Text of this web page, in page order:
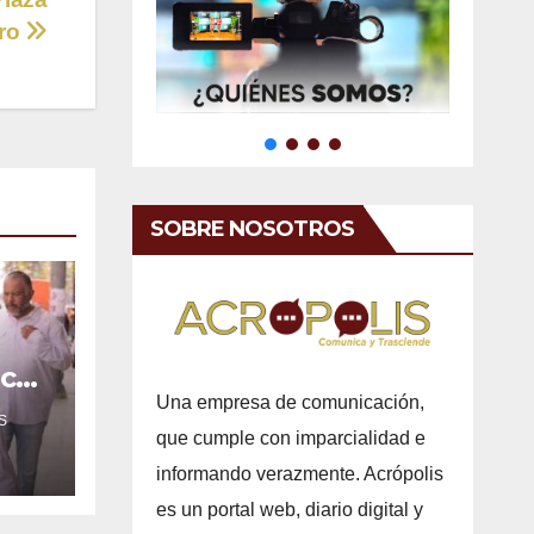
SOBRE NOSOTROS
Una empresa de comunicación,
que cumple con imparcialidad e
informando verazmente. Acrópolis
es un portal web, diario digital y